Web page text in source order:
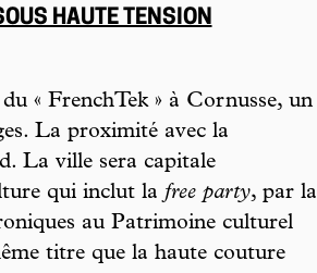
HAUTE TENSION
« FrenchTek » à Cornusse, un
La proximité avec la
La ville sera capitale
qui inclut la free party, par la
au Patrimoine culturel
titre que la haute couture